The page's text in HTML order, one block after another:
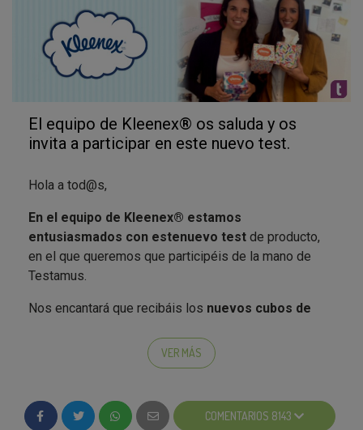
El equipo de Kleenex® os saluda y os
invita a participar en este nuevo test.
Hola a tod@s,
En el equipo de Kleenex® estamos
entusiasmados con estenuevo test de producto,
en el que queremos que participéis de la mano de
Testamus.
Nos encantará que recibáis los nuevos cubos de
diseños especiales para Navidad
cómo aprovecháis lo chulos y divertidos que son para
fiestas navideñas y que vuestros invitados vean que
cuidáis hasta el más mínimo detalle para tener un
VER MÁS
COMENTARIOS 8143